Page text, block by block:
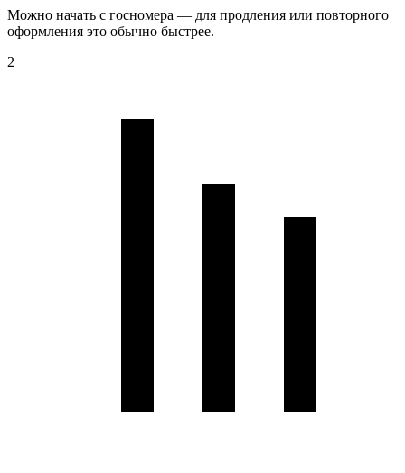
Можно начать с госномера — для продления или повторного
оформления это обычно быстрее.
2